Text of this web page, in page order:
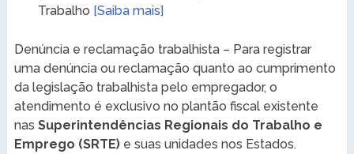
Trabalho [Saiba mais]
Denúncia e reclamação trabalhista – Para registrar
uma denúncia ou reclamação quanto ao cumprimento
da legislação trabalhista pelo empregador, o
atendimento é exclusivo no plantão fiscal existente
nas Superintendências Regionais do Trabalho e
Emprego (SRTE)e suas unidades nos Estados.